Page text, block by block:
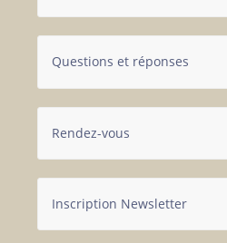
Questions et réponses
Rendez-vous
Inscription Newsletter